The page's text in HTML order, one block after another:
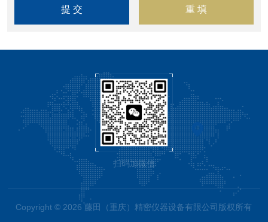
扫码加微信
Copyright © 2026 藤田（重庆）精密仪器设备有限公司版权所有